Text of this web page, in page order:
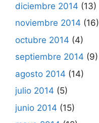
diciembre 2014 (13)
noviembre 2014 (16)
octubre 2014 (4)
septiembre 2014 (9)
agosto 2014 (14)
julio 2014 (5)
junio 2014 (15)